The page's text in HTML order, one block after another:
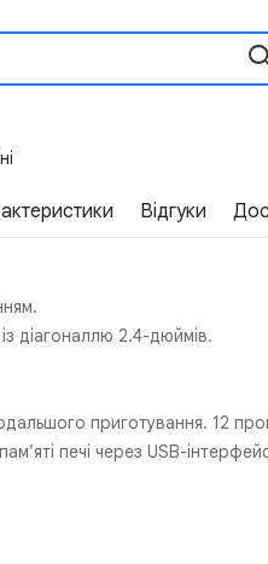
Відгуки
діагоналлю 2.4-дюймів.
приготування. 12
печі через USB-